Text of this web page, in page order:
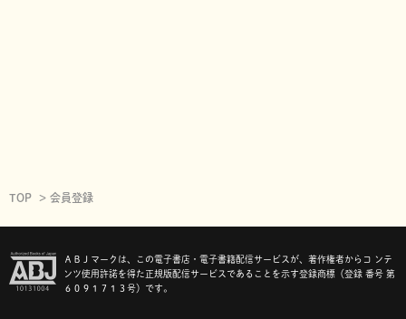
TOP 会員登録
ＡＢＪマークは、この電子書店・電子書籍配信サービスが、著作権者からコ ンテ
ンツ使用許諾を得た正規版配信サービスであることを示す登録商標（登録 番号 第
６０９１７１３号）です。